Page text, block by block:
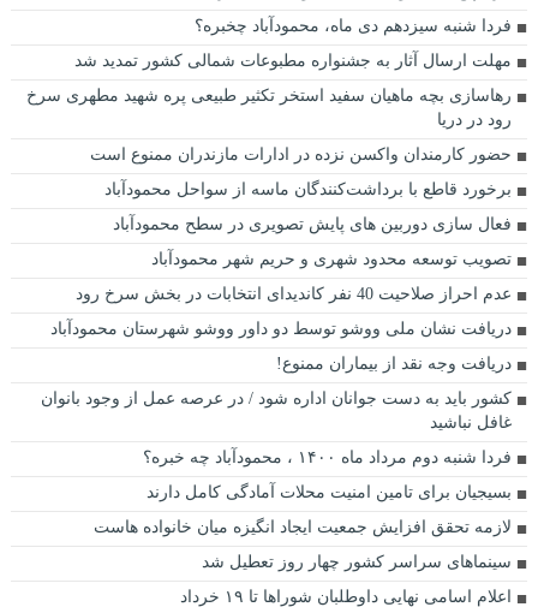
فردا شنبه سیزدهم دی ماه، محمودآباد چخبره؟
مهلت ارسال آثار به جشنواره مطبوعات شمالی کشور تمدید شد
رهاسازی بچه ماهیان سفید استخر تکثیر طبیعی پره شهید مطهری سرخ
رود در دریا
حضور کارمندان واکسن نزده در ادارات مازندران ممنوع است
برخورد قاطع با برداشت‌کنندگان ماسه از سواحل محمودآباد
فعال سازی دوربین های پایش تصویری در سطح محمودآباد
تصویب توسعه محدود شهری و حریم شهر محمودآباد
عدم احراز صلاحیت 40 نفر کاندیدای انتخابات در بخش سرخ رود
دریافت نشان ملی ووشو توسط دو داور ووشو شهرستان محمودآباد
دریافت وجه نقد از بیماران ممنوع!
کشور باید به دست جوانان اداره شود / در عرصه عمل از وجود بانوان
غافل نباشید
فردا شنبه دوم مرداد ماه ۱۴۰۰ ، محمودآباد چه خبره؟
بسیجیان برای تامین امنیت محلات آمادگی کامل دارند
لازمه تحقق افزایش جمعیت ایجاد انگیزه میان خانواده هاست
سینما‌های سراسر کشور چهار روز تعطیل شد
اعلام اسامی نهایی داوطلبان شورا‌ها تا ۱۹ خرداد